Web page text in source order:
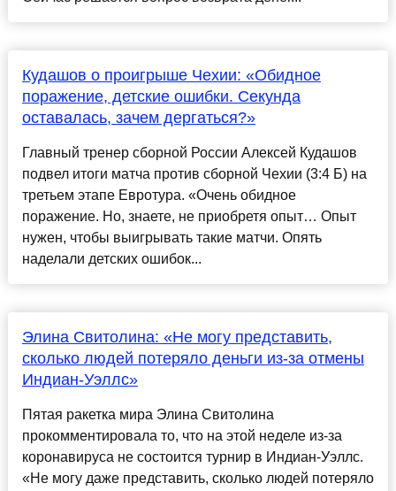
Кудашов о проигрыше Чехии: «Обидное
поражение, детские ошибки. Секунда
оставалась, зачем дергаться?»
Главный тренер сборной России Алексей Кудашов
подвел итоги матча против сборной Чехии (3:4 Б) на
третьем этапе Евротура. «Очень обидное
поражение. Но, знаете, не приобретя опыт… Опыт
нужен, чтобы выигрывать такие матчи. Опять
наделали детских ошибок...
Элина Свитолина: «Не могу представить,
сколько людей потеряло деньги из-за отмены
Индиан-Уэллс»
Пятая ракетка мира Элина Свитолина
прокомментировала то, что на этой неделе из-за
коронавируса не состоится турнир в Индиан-Уэллс.
«Не могу даже представить, сколько людей потеряло